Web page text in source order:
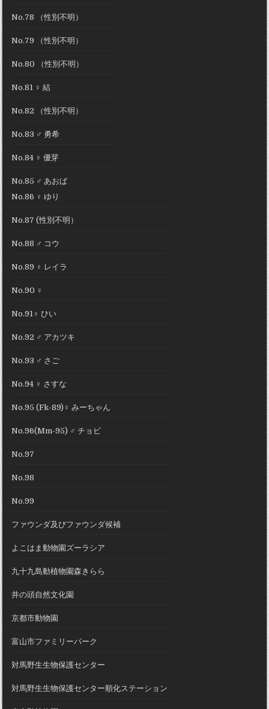
No.78 （性別不明）
No.79 （性別不明）
No.80 （性別不明）
No.81 ♀ 結
No.82 （性別不明）
No.83 ♂ 勇希
No.84 ♀ 優芽
No.85 ♂ あおば
No.86 ♀ ゆり
No.87 (性別不明）
No.88 ♂ コウ
No.89 ♀ レイラ
No.90 ♀
No.91♀ ひい
No.92 ♂ アカツキ
No.93 ♂ さご
No.94 ♀ さすな
No.95 (Fk-89)♀ みーちゃん
No.96(Mm-95) ♂ チョビ
No.97
No.98
No.99
ファウンダ及びファウンダ候補
よこはま動物園ズーラシア
九十九島動植物園森きらら
井の頭自然文化園
京都市動物園
富山市ファミリーパーク
対馬野生生物保護センター
対馬野生生物保護センター順化ステーション